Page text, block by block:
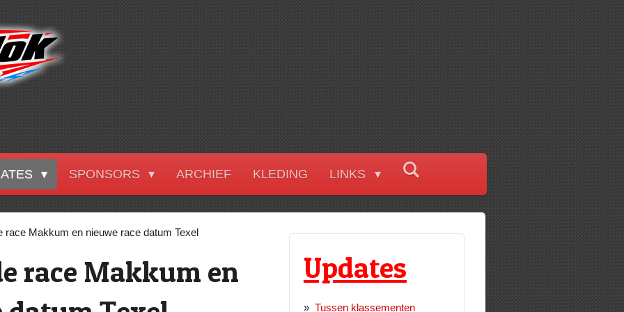
SPONSORS ARCHIEF KLEDING LINKS
race Makkum en nieuwe race datum Texel
race Makkum en
Updates
Tussen klassementen